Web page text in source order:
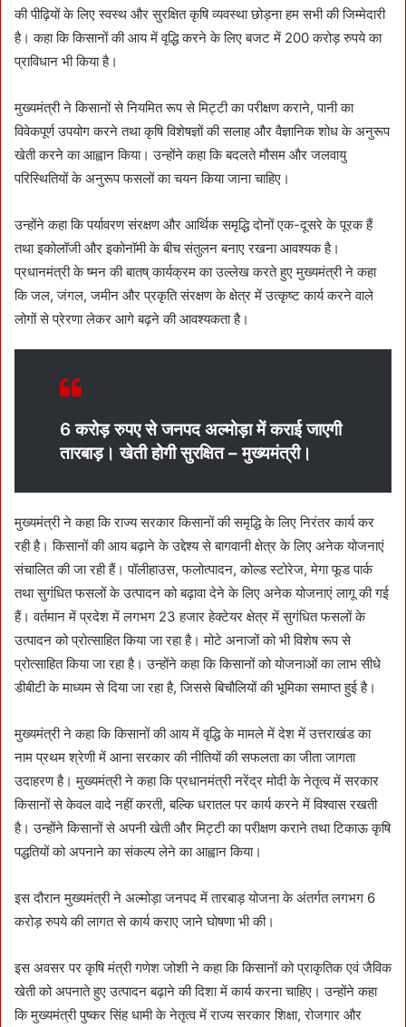
की पीढ़ियों के लिए स्वस्थ और सुरक्षित कृषि व्यवस्था छोड़ना हम सभी की जिम्मेदारी
है। कहा कि किसानों की आय में वृद्धि करने के लिए बजट में 200 करोड़ रुपये का
प्राविधान भी किया है।
मुख्यमंत्री ने किसानों से नियमित रूप से मिट्टी का परीक्षण कराने, पानी का
विवेकपूर्ण उपयोग करने तथा कृषि विशेषज्ञों की सलाह और वैज्ञानिक शोध के अनुरूप
खेती करने का आह्वान किया। उन्होंने कहा कि बदलते मौसम और जलवायु
परिस्थितियों के अनुरूप फसलों का चयन किया जाना चाहिए।
उन्होंने कहा कि पर्यावरण संरक्षण और आर्थिक समृद्धि दोनों एक-दूसरे के पूरक हैं
तथा इकोलॉजी और इकोनॉमी के बीच संतुलन बनाए रखना आवश्यक है।
प्रधानमंत्री के ष्मन की बातष् कार्यक्रम का उल्लेख करते हुए मुख्यमंत्री ने कहा
कि जल, जंगल, जमीन और प्रकृति संरक्षण के क्षेत्र में उत्कृष्ट कार्य करने वाले
लोगों से प्रेरणा लेकर आगे बढ़ने की आवश्यकता है।
6 करोड़ रुपए से जनपद अल्मोड़ा में कराई जाएगी
तारबाड़। खेती होगी सुरक्षित – मुख्यमंत्री।
मुख्यमंत्री ने कहा कि राज्य सरकार किसानों की समृद्धि के लिए निरंतर कार्य कर
रही है। किसानों की आय बढ़ाने के उद्देश्य से बागवानी क्षेत्र के लिए अनेक योजनाएं
संचालित की जा रही हैं। पॉलीहाउस, फलोत्पादन, कोल्ड स्टोरेज, मेगा फूड पार्क
तथा सुगंधित फसलों के उत्पादन को बढ़ावा देने के लिए अनेक योजनाएं लागू की गई
हैं। वर्तमान में प्रदेश में लगभग 23 हजार हेक्टेयर क्षेत्र में सुगंधित फसलों के
उत्पादन को प्रोत्साहित किया जा रहा है। मोटे अनाजों को भी विशेष रूप से
प्रोत्साहित किया जा रहा है। उन्होंने कहा कि किसानों को योजनाओं का लाभ सीधे
डीबीटी के माध्यम से दिया जा रहा है, जिससे बिचौलियों की भूमिका समाप्त हुई है।
मुख्यमंत्री ने कहा कि किसानों की आय में वृद्धि के मामले में देश में उत्तराखंड का
नाम प्रथम श्रेणी में आना सरकार की नीतियों की सफलता का जीता जागता
उदाहरण है। मुख्यमंत्री ने कहा कि प्रधानमंत्री नरेंद्र मोदी के नेतृत्व में सरकार
किसानों से केवल वादे नहीं करती, बल्कि धरातल पर कार्य करने में विश्वास रखती
है। उन्होंने किसानों से अपनी खेती और मिट्टी का परीक्षण कराने तथा टिकाऊ कृषि
पद्धतियों को अपनाने का संकल्प लेने का आह्वान किया।
इस दौरान मुख्यमंत्री ने अल्मोड़ा जनपद में तारबाड़ योजना के अंतर्गत लगभग 6
करोड़ रुपये की लागत से कार्य कराए जाने घोषणा भी की।
इस अवसर पर कृषि मंत्री गणेश जोशी ने कहा कि किसानों को प्राकृतिक एवं जैविक
खेती को अपनाते हुए उत्पादन बढ़ाने की दिशा में कार्य करना चाहिए। उन्होंने कहा
कि मुख्यमंत्री पुष्कर सिंह धामी के नेतृत्व में राज्य सरकार शिक्षा, रोजगार और